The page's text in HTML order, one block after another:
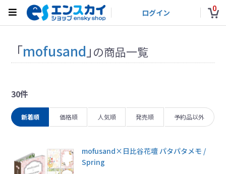
ログイン 0
「mofusand 」の商品一覧
30件
新着順 価格順 人気順 発売順 予約品以外
mofusand×日比谷花壇 パタパタメモ /
Spring